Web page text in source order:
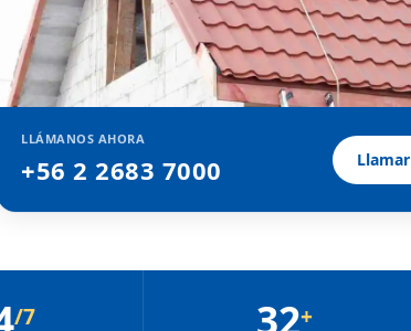
LLÁMANOS AHORA
+56 2 2683 7000 Llamar
/7 32+